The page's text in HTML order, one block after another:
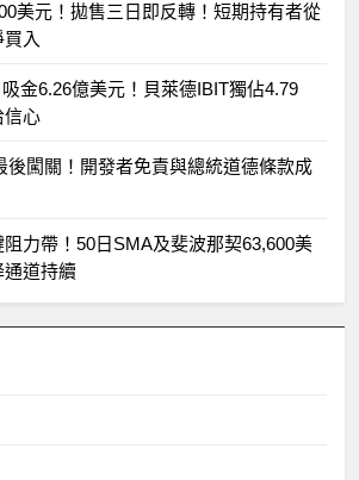
美元！拋售三日即反轉！短期持有者從
入
金6.26億美元！貝萊德IBIT獨佔4.79
信心
後闖關！開發者免責與總統道德條款成
阻力帶！50日SMA及斐波那契63,600美
通道持續